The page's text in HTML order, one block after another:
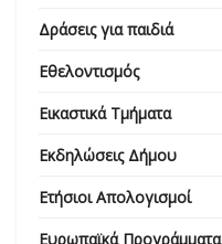
Δράσεις για παιδιά
Εθελοντισμός
Εικαστικά Τμήματα
Εκδηλώσεις Δήμου
Ετήσιοι Απολογισμοί
Ευρωπαϊκά Προγράμματα